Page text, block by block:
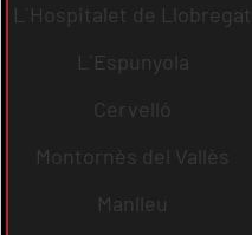
L´Hospitalet de Llobregat
L´Espunyola
Cervelló
Montornès del Vallès
Manlleu